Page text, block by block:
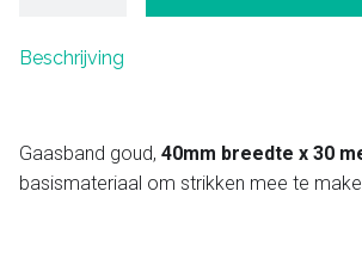
Beschrijving
Gaasband goud, 40mm breedte x 30
basismateriaal om strikken mee te